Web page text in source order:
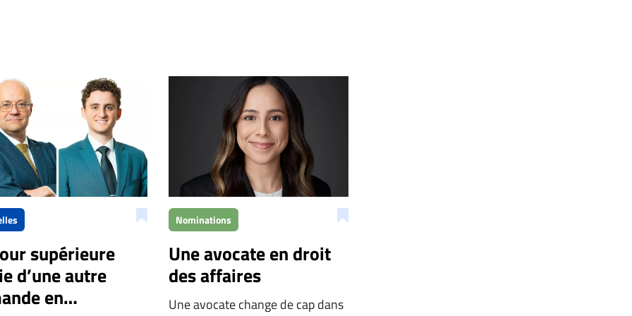
supérieure
d’une autre
en
Nominations
Une avocate en droit
des affaires
Une avocate change de cap dans